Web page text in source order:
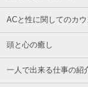
ACと性に関してのカ
頭と心の癒し
一人で出来る仕事の紹